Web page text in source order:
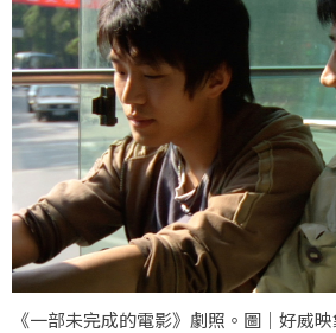
《一部未完成的電影》劇照。圖｜好威映